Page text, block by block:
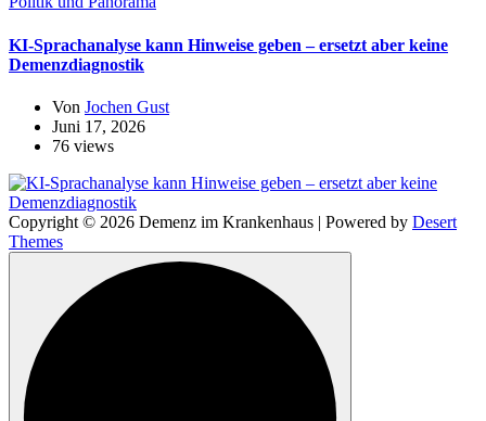
KI-Sprachanalyse kann Hinweise geben – ersetzt aber keine
Demenzdiagnostik
Von Jochen Gust
Juni 17, 2026
76 views
Copyright © 2026 Demenz im Krankenhaus | Powered by Desert
Themes